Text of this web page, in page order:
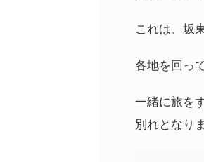
これは、坂
各地を回っ
一緒に旅を
別れとなり